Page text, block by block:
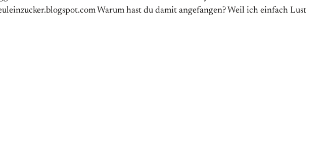
Warum hast du damit angefangen? Weil ich einfach Lust